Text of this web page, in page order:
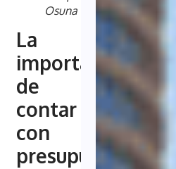
Osuna
La
importancia
de
contar
con
presupuestos